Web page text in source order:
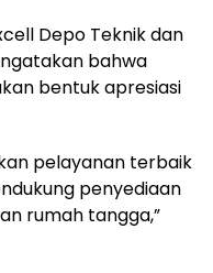
Depo Teknik dan
bahwa
bentuk apresiasi
pelayanan terbaik
penyediaan
rumah tangga,”